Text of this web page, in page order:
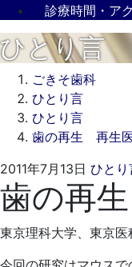
診療時間・ア
ひとり言
ごきそ歯科
ひとり言
ひとり言
歯の再生 再生
2011年7月13日 ひとり
歯の再
東京理科大学、東京